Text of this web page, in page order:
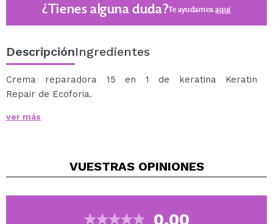
¿Tienes alguna duda?Te ayudamosaquí
DescripciónIngredientes
Crema reparadora 15 en 1 de keratina Keratin
Repair de Ecoforia.
1. Nutrición
6. Acondicionamiento ligero
ver más
VUESTRAS OPINIONES
0.00